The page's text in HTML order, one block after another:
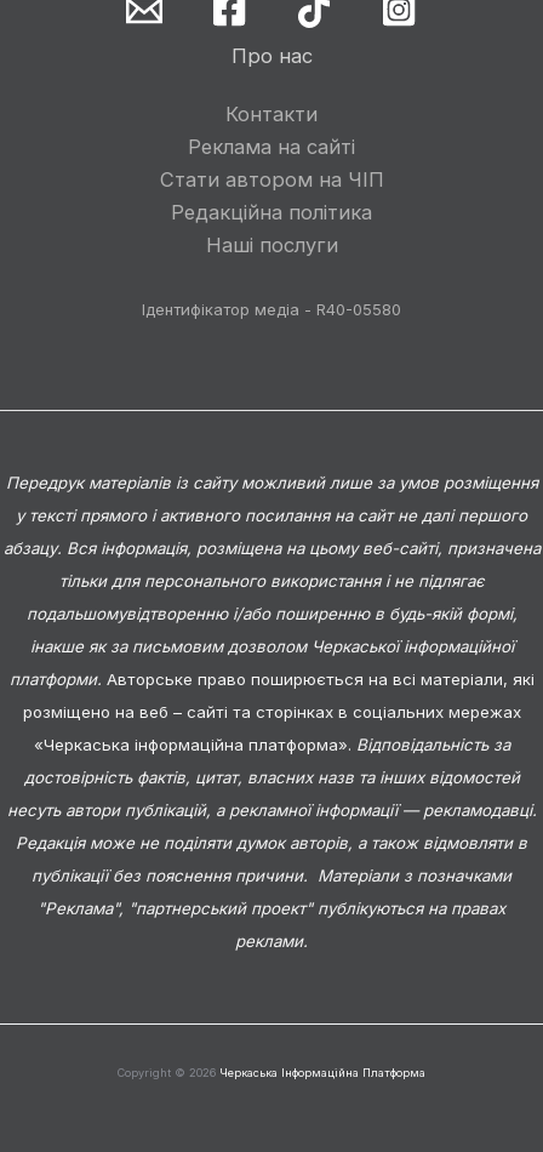
Про нас
Контакти
Реклама на сайті
Стати автором на ЧІП
Редакційна політика
Наші послуги
Ідентифікатор медіа - R40-05580
Передрук матеріалів із сайту можливий лише за умов розміщення
у тексті прямого і активного посилання на сайт не далі першого
абзацу. Вся інформація, розміщена на цьому веб-сайті, призначена
тільки для персонального використання і не підлягає
подальшомувідтворенню і/або поширенню в будь-якій формі,
інакше як за письмовим дозволом Черкаської інформаційної
платформи. Авторське право поширюється на всі матеріали, які
розміщено на веб – сайті та сторінках в соціальних мережах
«Черкаська інформаційна платформа». Відповідальність за
достовірність фактів, цитат, власних назв та інших відомостей
несуть автори публікацій, а рекламної інформації — рекламодавці.
Редакція може не поділяти думок авторів, а також відмовляти в
публікації без пояснення причини. Матеріали з позначками
"Реклама", "партнерський проект" публікуються на правах
реклами.
Copyright © 2026 Черкаська Інформаційна Платформа